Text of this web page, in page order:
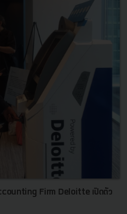
Firm Deloitte เปิดตัว